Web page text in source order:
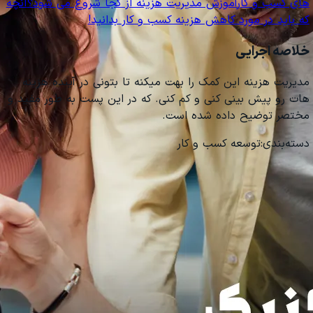
های کسب و کارآموزش مدیریت هزینه از کجا شروع می شود؟آنچه
که باید در مورد کاهش هزینه کسب و کار بدانید!
خلاصه اجرایی
مدیریت هزینه این کمک را بهت میکنه تا بتونی در آینده هزینه
هات رو پیش بینی کنی و کم کنی. که در این پست به طور مفید و
مختصر توضیح داده شده است.
دسته‌بندی:توسعه کسب و کار